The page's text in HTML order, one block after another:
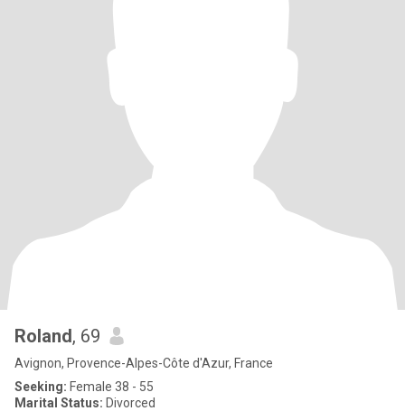
Roland, 69
Avignon, Provence-Alpes-Côte d'Azur, France
Seeking: Female 38 - 55
Marital Status: Divorced